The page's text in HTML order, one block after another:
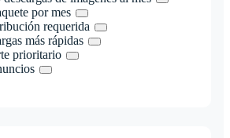
por mes
requerida
más rápidas
prioritario